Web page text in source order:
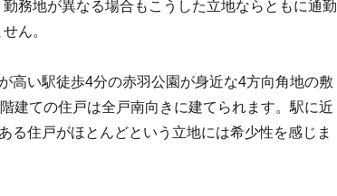
務地が異なる場合もこうした立地ならともに通勤
ん。
高い駅徒歩4分の赤羽公園が身近な4方向角地の敷
建ての住戸は全戸南向きに建てられます。駅に近
る住戸がほとんどという立地には希少性を感じま